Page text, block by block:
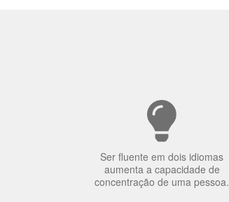
Ser fluente em dois idiomas
aumenta a capacidade de
concentração de uma pessoa.